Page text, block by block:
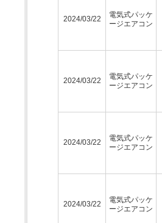
2024/03/22
電気式パッケ
ージエアコン
2024/03/22
電気式パッケ
ージエアコン
2024/03/22
電気式パッケ
ージエアコン
2024/03/22
電気式パッケ
ージエアコン